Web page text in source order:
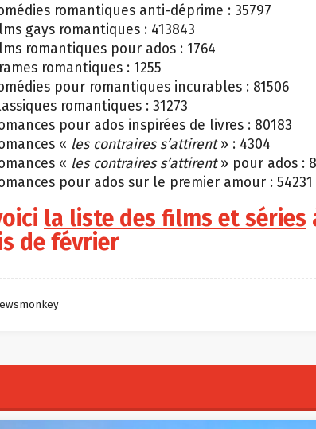
romantiques anti-déprime : 35797
gays romantiques : 413843
romantiques pour ados : 1764
romantiques : 1255
pour romantiques incurables : 81506
romantiques : 31273
pour ados inspirées de livres : 80183
« les contraires s’attirent» : 4304
« les contraires s’attirent» pour ados :
pour ados sur le premier amour : 54231
la liste des films et séries
de février